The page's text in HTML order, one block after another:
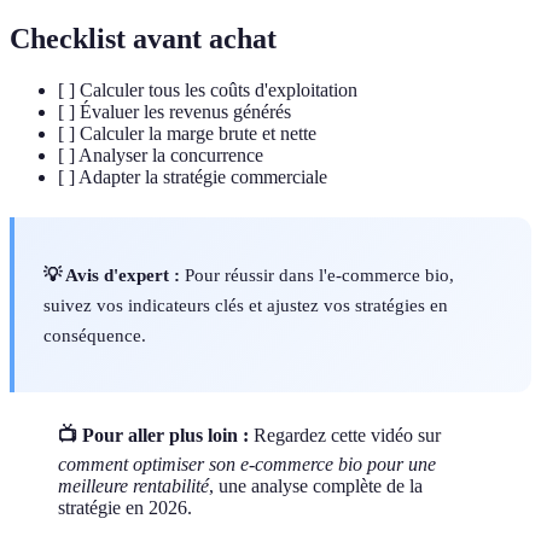
Checklist avant achat
[ ] Calculer tous les coûts d'exploitation
[ ] Évaluer les revenus générés
[ ] Calculer la marge brute et nette
[ ] Analyser la concurrence
[ ] Adapter la stratégie commerciale
💡 Avis d'expert : Pour réussir dans l'e-commerce bio,
suivez vos indicateurs clés et ajustez vos stratégies en
conséquence.
📺 Pour aller plus loin : Regardez cette vidéo sur
comment optimiser son e-commerce bio pour une
meilleure rentabilité, une analyse complète de la
stratégie en 2026.